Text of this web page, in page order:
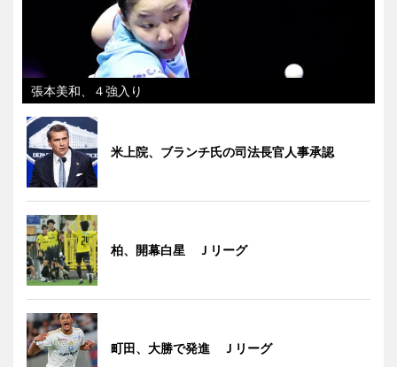
張本美和、４強入り
米上院、ブランチ氏の司法長官人事承認
柏、開幕白星 Ｊリーグ
町田、大勝で発進 Ｊリーグ